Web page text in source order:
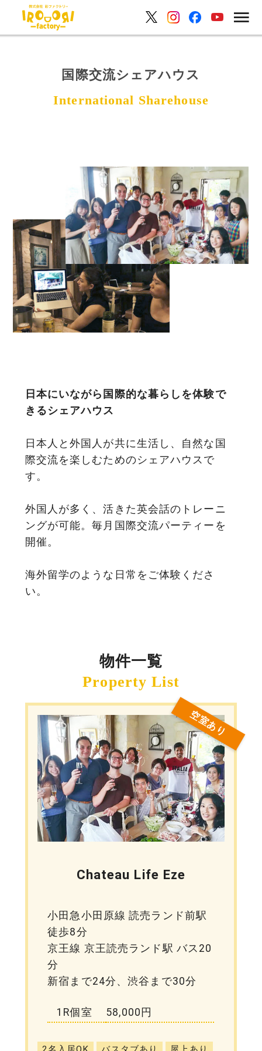
国際交流シェアハウス
日本にいながら国際的な暮らしを体験で
きるシェアハウス
日本人と外国人が共に生活し、 自然な国
際交流を楽しむためのシェアハウスで
す。
外国人が多く、活きた英会話のトレーニ
ングが可能。毎月国際交流パーティーを
開催。
海外留学のような日常をご体験くださ
い。
物件一覧
空室あり
Chateau Life Eze
小田急小田原線 読売ランド前駅
徒歩8分
京王線 京王読売ランド駅 バス20
分
新宿まで24分、渋谷まで30分
1R個室 58,000円